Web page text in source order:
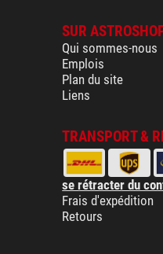
SUR
Qui sommes-nous
Emplois
Plan du site
Liens
TRANSPORT &
se rétracter du
Frais d'expédition
Retours